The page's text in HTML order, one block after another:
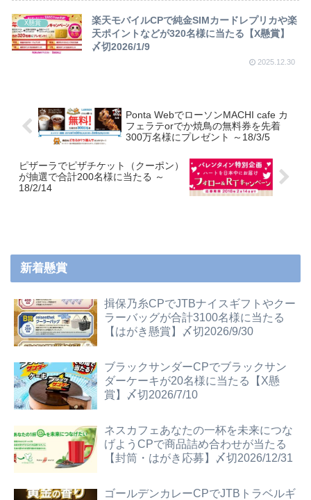
X懸賞
楽天モバイルCPで純金SIMカードレプリカや楽
天ポイントなどが320名様に当たる【X懸賞】
〆切2026/1/9
2025.12.30
Ponta WebでローソンMACHI cafe カ
フェラテorでか焼鳥の無料券を先着
300万名様にプレゼント ～18/3/5
ピザーラでピザチケット（クーポン）
が抽選で合計200名様に当たる ～
18/2/14
新着懸賞
揖保乃糸CPでJTBナイスギフトやクー
ラーバッグが合計3100名様に当たる
【はがき懸賞】〆切2026/9/30
ブラックサンダーCPでブラックサン
ダーケーキが20名様に当たる【X懸
賞】〆切2026/7/10
ネスカフェあなたの一杯を未来につな
げようCPで商品詰め合わせが当たる
【封筒・はがき応募】〆切2026/12/31
ゴールデンカレーCPでJTBトラベルギ